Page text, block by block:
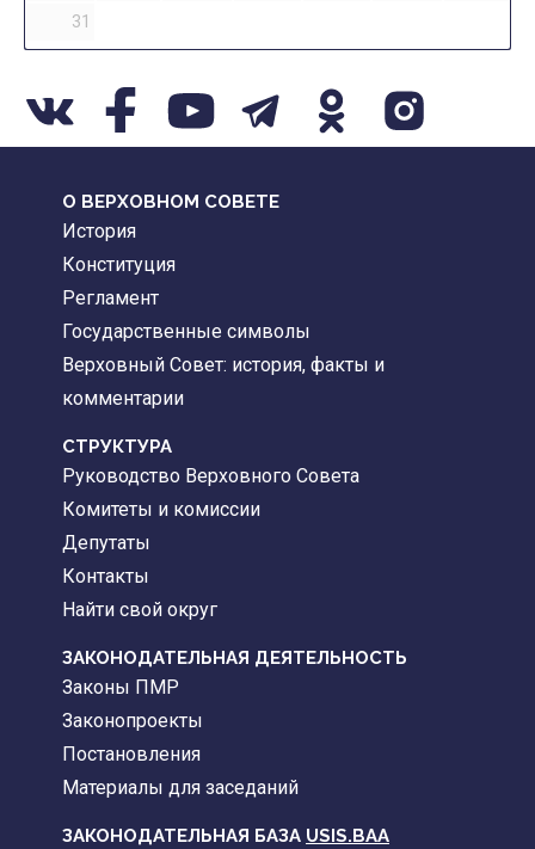
31
О ВЕРХОВНОМ СОВЕТЕ
История
Конституция
Регламент
Государственные символы
Верховный Совет: история, факты и
комментарии
CТРУКТУРА
Руководство Верховного Совета
Комитеты и комиссии
Депутаты
Контакты
Найти свой округ
ЗАКОНОДАТЕЛЬНАЯ ДЕЯТЕЛЬНОСТЬ
Законы ПМР
Законопроекты
Постановления
Материалы для заседаний
ЗАКОНОДАТЕЛЬНАЯ БАЗА USIS.BAA